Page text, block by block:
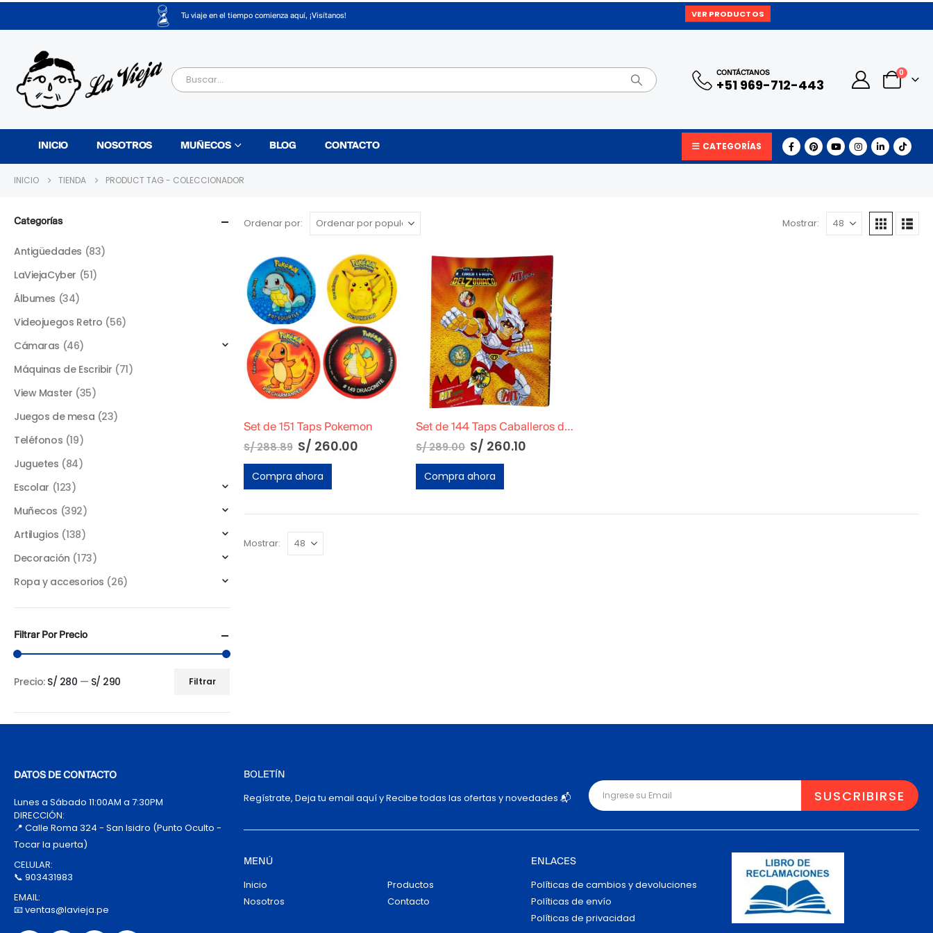
Tu viaje en el tiempo comienza aquí, ¡Visítanos! VER PRODUCTOS
CONTÁCTANOS
+51 969-712-443
0
INICIO NOSOTROS MUÑECOS BLOG CONTACTO CATEGORÍAS
INICIO TIENDA PRODUCT TAG - COLECCIONADOR
Ordenar por: Mostrar:
Set de 151 Taps Pokemon
S/288.89 S/ 260.00
Compra ahora
Set de 144 Taps Caballeros del Zodiaco
S/289.00 S/ 260.10
Compra ahora
Mostrar:
Categorías
Antigüedades (83)
LaViejaCyber (51)
Álbumes (34)
Videojuegos Retro (56)
Cámaras (46)
Máquinas de Escribir (71)
View Master (35)
Juegos de mesa (23)
Teléfonos (19)
Juguetes (84)
Escolar (123)
Muñecos (392)
Artilugios (138)
Decoración (173)
Ropa y accesorios (26)
Filtrar Por Precio
mínimo
máximo
Filtrar
Precio: S/ 280 — S/ 290
DATOS DE CONTACTO
Lunes a Sábado 11:00AM a 7:30PM
DIRECCIÓN:
📍 Calle Roma 324 - San Isidro (Punto Oculto -
Tocar la puerta)
CELULAR:
📞 903431983
EMAIL:
📧 ventas@lavieja.pe
BOLETÍN
Regístrate, Deja tu email aquí y Recibe todas las ofertas y novedades 📬
MENÚ
Inicio
Nosotros
Productos
Contacto
ENLACES
Políticas de cambios y devoluciones
Políticas de envío
Políticas de privacidad